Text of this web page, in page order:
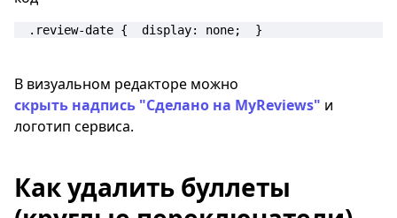
.review-date {  display: none;  }
В визуальном редакторе можно
скрыть надпись "Сделано на MyReviews" и
логотип сервиса.
Как удалить буллеты